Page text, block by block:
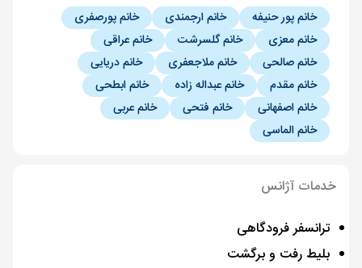
خانم پور حنیفه خانم ارجمندی
خانم پورصفری
خانم معزی
خانم گلسرشت
خانم عراقی
خانم صالحی
خانم ملاجعفری
خانم دریایی
خانم مقدم
خانم عبداله زاده
خانم ابطحی
خانم اصفهانی
خانم فتحی
خانم عربی
خانم الماسی
خدمات آژانس
ترانسفر فرودگاهی
بلیط رفت و برگشت